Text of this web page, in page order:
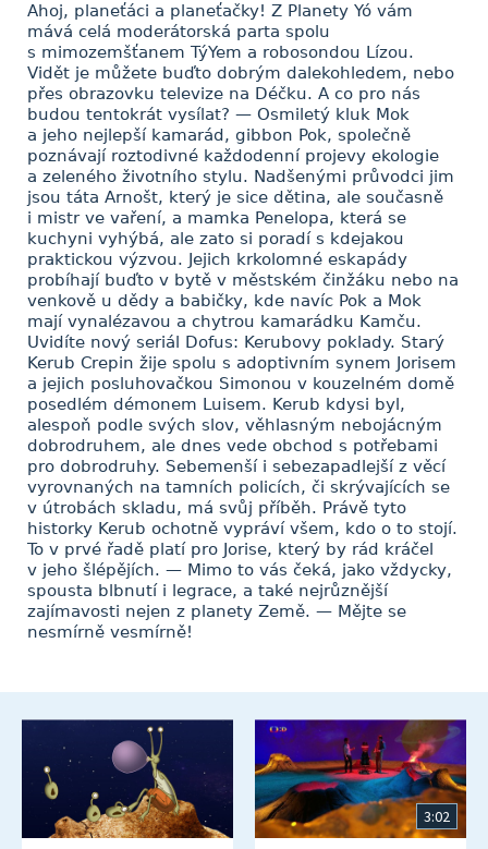
Ahoj, planeťáci a planeťačky! Z Planety Yó vám
mává celá moderátorská parta spolu
s mimozemšťanem TýYem a robosondou Lízou.
Vidět je můžete buďto dobrým dalekohledem, nebo
přes obrazovku televize na Déčku. A co pro nás
budou tentokrát vysílat? — Osmiletý kluk Mok
a jeho nejlepší kamarád, gibbon Pok, společně
poznávají roztodivné každodenní projevy ekologie
a zeleného životního stylu. Nadšenými průvodci jim
jsou táta Arnošt, který je sice dětina, ale současně
i mistr ve vaření, a mamka Penelopa, která se
kuchyni vyhýbá, ale zato si poradí s kdejakou
praktickou výzvou. Jejich krkolomné eskapády
probíhají buďto v bytě v městském činžáku nebo na
venkově u dědy a babičky, kde navíc Pok a Mok
mají vynalézavou a chytrou kamarádku Kamču.
Uvidíte nový seriál Dofus: Kerubovy poklady. Starý
Kerub Crepin žije spolu s adoptivním synem Jorisem
a jejich posluhovačkou Simonou v kouzelném domě
posedlém démonem Luisem. Kerub kdysi byl,
alespoň podle svých slov, věhlasným nebojácným
dobrodruhem, ale dnes vede obchod s potřebami
pro dobrodruhy. Sebemenší i sebezapadlejší z věcí
vyrovnaných na tamních policích, či skrývajících se
v útrobách skladu, má svůj příběh. Právě tyto
historky Kerub ochotně vypráví všem, kdo o to stojí.
To v prvé řadě platí pro Jorise, který by rád kráčel
v jeho šlépějích. — Mimo to vás čeká, jako vždycky,
spousta blbnutí i legrace, a také nejrůznější
zajímavosti nejen z planety Země. — Mějte se
nesmírně vesmírně!
3:02